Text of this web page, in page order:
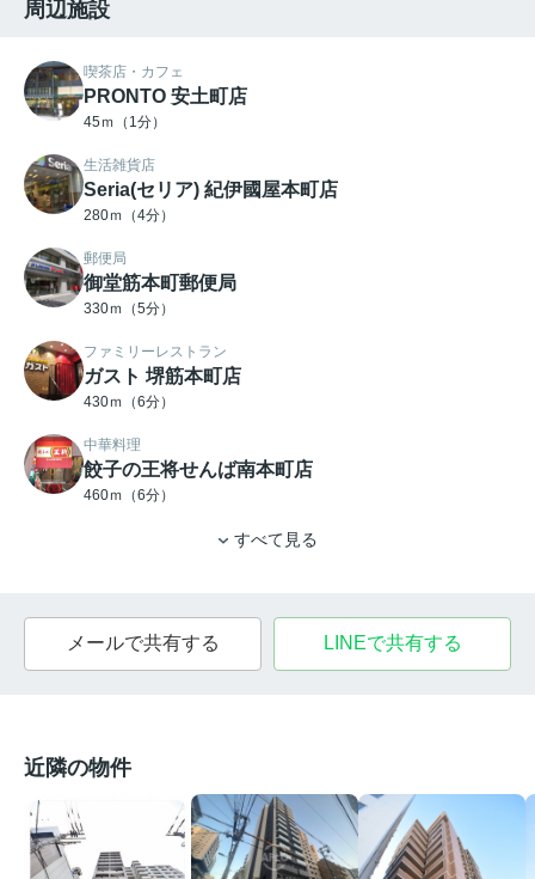
周辺施設
喫茶店・カフェ
PRONTO 安土町店
45ｍ（1分）
生活雑貨店
Seria(セリア) 紀伊國屋本町店
280ｍ（4分）
郵便局
御堂筋本町郵便局
330ｍ（5分）
ファミリーレストラン
ガスト 堺筋本町店
430ｍ（6分）
中華料理
餃子の王将せんば南本町店
460ｍ（6分）
すべて見る
メールで共有する LINEで共有する
近隣の物件